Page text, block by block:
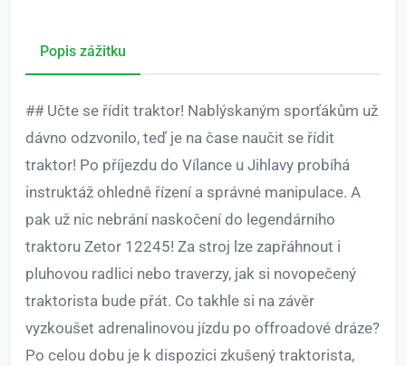
Popis zážitku
## Učte se řídit traktor! Nablýskaným sporťákům už
dávno odzvonilo, teď je na čase naučit se řídit
traktor! Po příjezdu do Vílance u Jihlavy probíhá
instruktáž ohledně řízení a správné manipulace. A
pak už nic nebrání naskočení do legendárního
traktoru Zetor 12245! Za stroj lze zapřáhnout i
pluhovou radlici nebo traverzy, jak si novopečený
traktorista bude přát. Co takhle si na závěr
vyzkoušet adrenalinovou jízdu po offroadové dráze?
Po celou dobu je k dispozici zkušený traktorista,